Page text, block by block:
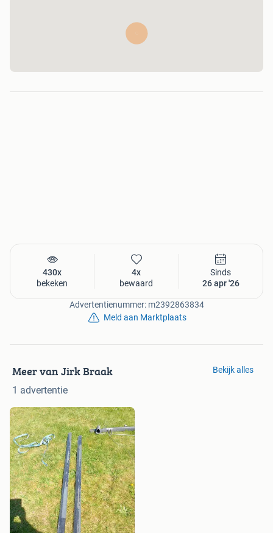
430x
bekeken
4x
bewaard
Sinds
26 apr '26
Advertentienummer: m2392863834
Meld aan Marktplaats
Meer van Jirk Braak
1 advertentie
Bekijk alles